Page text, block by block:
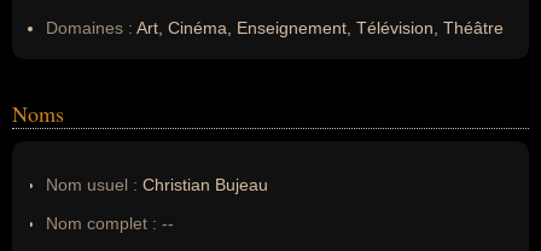
Domaines : Art, Cinéma, Enseignement, Télévision, Théâtre
Noms
Nom usuel : Christian Bujeau
Nom complet : --